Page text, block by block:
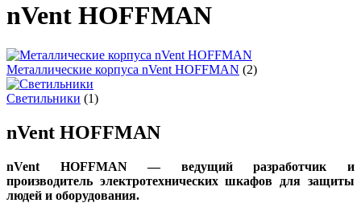
nVent HOFFMAN
Металлические корпуса nVent HOFFMAN (2)
Светильники (1)
nVent HOFFMAN
nVent HOFFMAN — ведущий разработчик и
производитель электротехнических шкафов для защиты
людей и оборудования.